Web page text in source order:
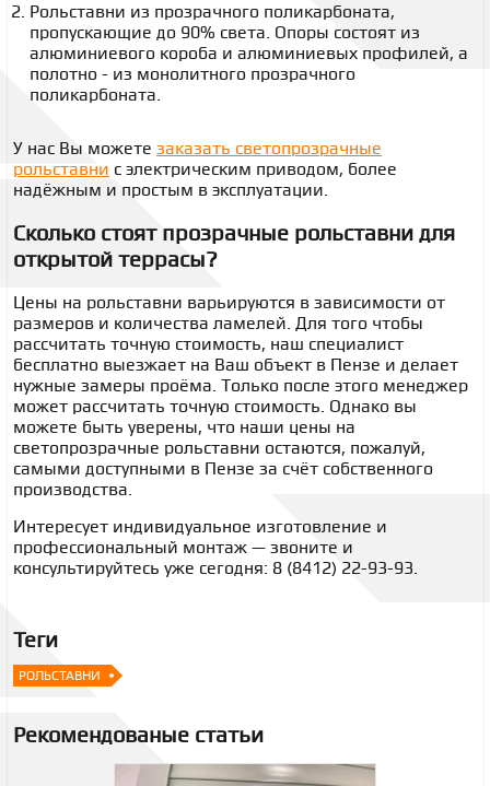
Рольставни из прозрачного поликарбоната,
пропускающие до 90% света. Опоры состоят из
алюминиевого короба и алюминиевых профилей, а
полотно - из монолитного прозрачного
поликарбоната.
У нас Вы можете заказать светопрозрачные
рольставни с электрическим приводом, более
надёжным и простым в эксплуатации.
Сколько стоят прозрачные рольставни для
открытой террасы?
Цены на рольставни варьируются в зависимости от
размеров и количества ламелей. Для того чтобы
рассчитать точную стоимость, наш специалист
бесплатно выезжает на Ваш объект в Пензе и делает
нужные замеры проёма. Только после этого менеджер
может рассчитать точную стоимость. Однако вы
можете быть уверены, что наши цены на
светопрозрачные рольставни остаются, пожалуй,
самыми доступными в Пензе за счёт собственного
производства.
Интересует индивидуальное изготовление и
профессиональный монтаж — звоните и
консультируйтесь уже сегодня: 8 (8412) 22-93-93.
Теги
РОЛЬСТАВНИ
Рекомендованые статьи